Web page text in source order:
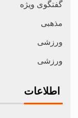
گفتگوی ویژه
مذهبی
ورزشی
ورزشی
اطلاعات